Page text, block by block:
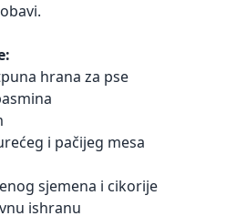
hrana za pse
i pačijeg mesa
sjemena i cikorije
ishranu